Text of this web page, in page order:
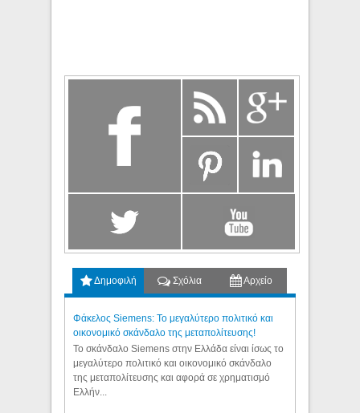
Δημοφιλή Σχόλια Αρχείο
Φάκελος Siemens: Το μεγαλύτερο πολιτικό και
οικονομικό σκάνδαλο της μεταπολίτευσης!
Το σκάνδαλο Siemens στην Ελλάδα είναι ίσως το
μεγαλύτερο πολιτικό και οικονομικό σκάνδαλο
της μεταπολίτευσης και αφορά σε χρηματισμό
Ελλήν...